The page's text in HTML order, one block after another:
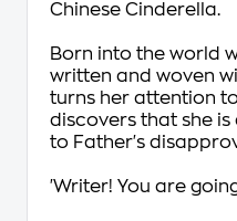
Chinese Cinderella.
Born into the world
written and woven
turns her attention
discovers that she
to Father's
'Writer! You are